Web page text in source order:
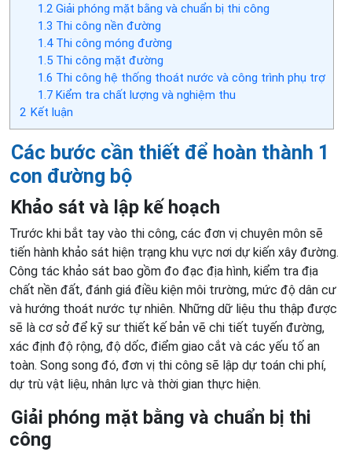
1.2Giải phóng mặt bằng và chuẩn bị thi công
1.3 Thi công nền đường
1.4Thi công móng đường
1.5Thi công mặt đường
1.6 Thi công hệ thống thoát nước và công trình phụ trợ
1.7Kiểm tra chất lượng và nghiệm thu
2 Kết luận
Các bước cần thiết để hoàn thành 1
con đường bộ
Khảo sát và lập kế hoạch
Trước khi bắt tay vào thi công, các đơn vị chuyên môn sẽ
tiến hành khảo sát hiện trạng khu vực nơi dự kiến xây đường.
Công tác khảo sát bao gồm đo đạc địa hình, kiểm tra địa
chất nền đất, đánh giá điều kiện môi trường, mức độ dân cư
và hướng thoát nước tự nhiên. Những dữ liệu thu thập được
sẽ là cơ sở để kỹ sư thiết kế bản vẽ chi tiết tuyến đường,
xác định độ rộng, độ dốc, điểm giao cắt và các yếu tố an
toàn. Song song đó, đơn vị thi công sẽ lập dự toán chi phí,
dự trù vật liệu, nhân lực và thời gian thực hiện.
Giải phóng mặt bằng và chuẩn bị thi
công